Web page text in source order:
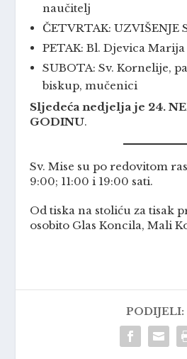
naučitelj
ČETVRTAK: UZVIŠENJE
PETAK: Bl. Djevica
SUBOTA: Sv. Kornelije,
biskup, mučenici
Sljedeća nedjelja je 24.
GODINU.
Sv. Mise su po redovitom
9:00; 11:00 i 19:00 sati.
Od tiska na stoliću za tisak
osobito Glas Koncila, Mali
PODIJELI: